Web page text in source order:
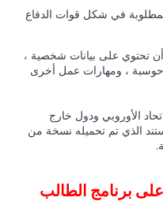
في شكل قوات الدفاع
أن تحتوي على بيانات شخصية ،
، ومهارات عمل أخرى
الأوروبي ودول خارج
الذي تم تحميله نسخة من
برنامج الطالب